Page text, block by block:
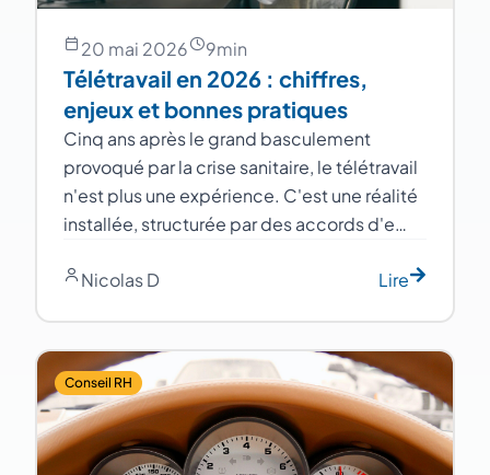
20 mai 2026 9min
Télétravail en 2026 : chiffres,
enjeux et bonnes pratiques
Cinq ans après le grand basculement
provoqué par la crise sanitaire, le télétravail
n'est plus une expérience. C'est une réalité
installée, structurée par des accords d'e…
Nicolas D Lire
Conseil RH